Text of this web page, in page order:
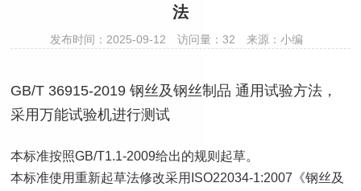
法
发布时间：2025-09-12 访问量：32 来源：小编
GB/T 36915-2019 钢丝及钢丝制品 通用试验方法，
采用万能试验机进行测试
本标准按照GB/T1.1-2009给出的规则起草。
本标准使用重新起草法修改采用ISO22034-1:2007《钢丝及